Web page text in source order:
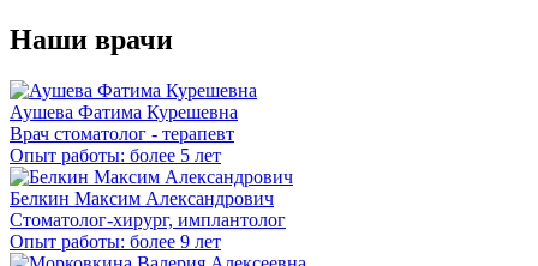
Наши врачи
Аушева Фатима Курешевна
Врач стоматолог - терапевт
Опыт работы: более 5 лет
Белкин Максим Александрович
Стоматолог-хирург, имплантолог
Опыт работы: более 9 лет